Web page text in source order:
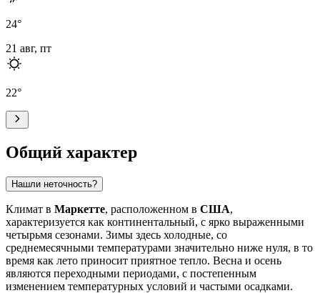
24°
21 авг, пт
22°
Общий характер
Нашли неточность?
Климат в Маркетте, расположенном в США,
характеризуется как континентальный, с ярко выраженными
четырьмя сезонами. Зимы здесь холодные, со
среднемесячными температурами значительно ниже нуля, в то
время как лето приносит приятное тепло. Весна и осень
являются переходными периодами, с постепенным
изменением температурных условий и частыми осадками.